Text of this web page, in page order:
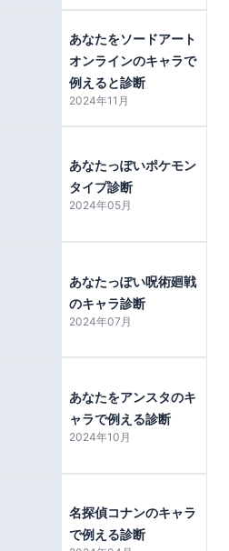
あなたをソードアート
オンラインのキャラで
例えると診断
2024年11月
あなたっぽいポケモン
タイプ診断
2024年05月
あなたっぽい呪術廻戦
のキャラ診断
2024年07月
あなたをアンスタのキ
ャラで例える診断
2024年10月
名探偵コナンのキャラ
で例える診断